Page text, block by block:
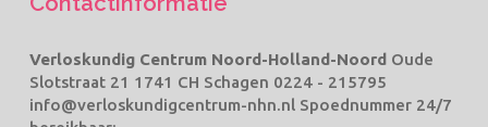
Verloskundig Centrum Noord-Holland-Noord Oude
Slotstraat 21 1741 CH Schagen 0224 - 215795
info@verloskundigcentrum-nhn.nlSpoednummer 24/7